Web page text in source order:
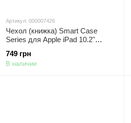
Артикул: 000007426
Чехол (книжка) Smart Case
Series для Apple iPad 10.2"
(Розовый / Pink)
749 грн
В наличии